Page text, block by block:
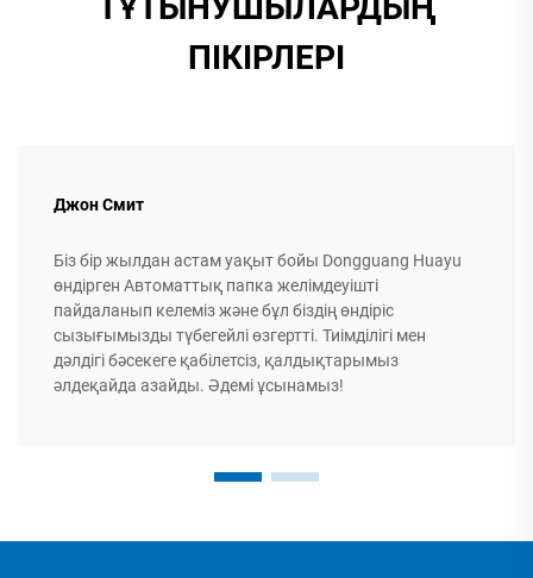
ТҰТЫНУШЫЛАРДЫҢ
ПІКІРЛЕРІ
Джон Смит
Біз бір жылдан астам уақыт бойы Dongguang Huayu
өндірген Автоматтық папка желімдеуішті
пайдаланып келеміз және бұл біздің өндіріс
сызығымызды түбегейлі өзгертті. Тиімділігі мен
дәлдігі бәсекеге қабілетсіз, қалдықтарымыз
әлдеқайда азайды. Әдемі ұсынамыз!